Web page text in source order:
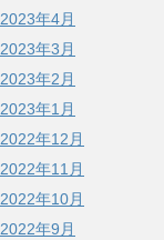
2023年4月
2023年3月
2023年2月
2023年1月
2022年12月
2022年11月
2022年10月
2022年9月